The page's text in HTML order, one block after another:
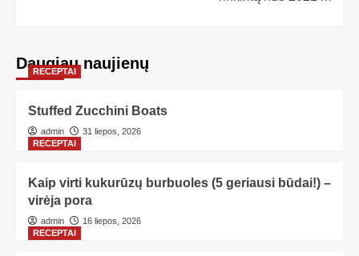
Daugiau naujienų
RECEPTAI
Stuffed Zucchini Boats
admin
31 liepos, 2026
RECEPTAI
Kaip virti kukurūzų burbuoles (5 geriausi būdai!) –
virėja pora
admin
16 liepos, 2026
RECEPTAI